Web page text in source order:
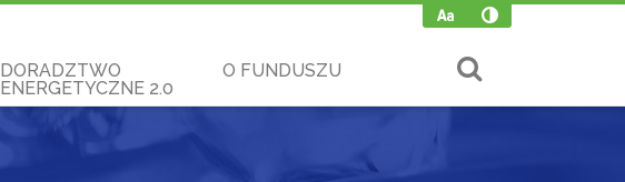
DORADZTWO
ENERGETYCZNE 2.0
O FUNDUSZU